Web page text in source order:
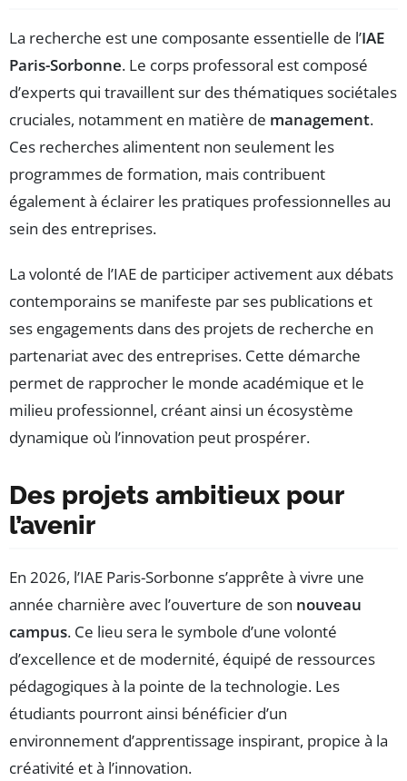
La recherche est une composante essentielle de l’IAE
Paris-Sorbonne. Le corps professoral est composé
d’experts qui travaillent sur des thématiques sociétales
cruciales, notamment en matière de management.
Ces recherches alimentent non seulement les
programmes de formation, mais contribuent
également à éclairer les pratiques professionnelles au
sein des entreprises.
La volonté de l’IAE de participer activement aux débats
contemporains se manifeste par ses publications et
ses engagements dans des projets de recherche en
partenariat avec des entreprises. Cette démarche
permet de rapprocher le monde académique et le
milieu professionnel, créant ainsi un écosystème
dynamique où l’innovation peut prospérer.
Des projets ambitieux pour
l’avenir
En 2026, l’IAE Paris-Sorbonne s’apprête à vivre une
année charnière avec l’ouverture de son nouveau
campus. Ce lieu sera le symbole d’une volonté
d’excellence et de modernité, équipé de ressources
pédagogiques à la pointe de la technologie. Les
étudiants pourront ainsi bénéficier d’un
environnement d’apprentissage inspirant, propice à la
créativité et à l’innovation.